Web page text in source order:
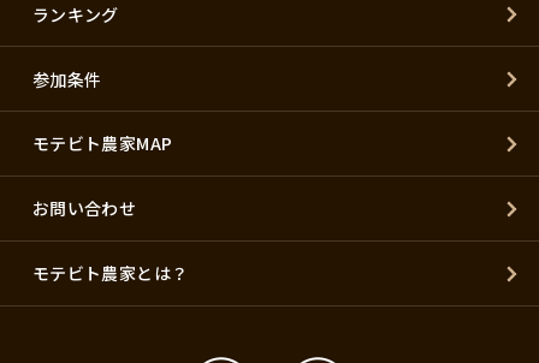
ランキング
参加条件
モテビト農家MAP
お問い合わせ
モテビト農家とは？